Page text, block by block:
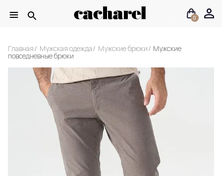
0
Главная Мужская одежда Мужские брюки Мужские
повседневные брюки